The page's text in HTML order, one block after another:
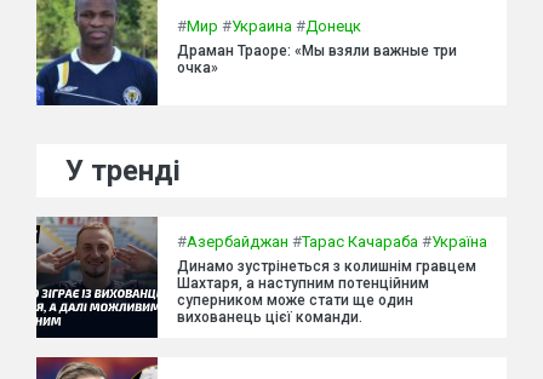
#Мир #Украина #Донецк
Драман Траоре: «Мы взяли важные три
очка»
У тренді
#Азербайджан #Тарас Качараба #Україна
Динамо зустрінеться з колишнім гравцем
Шахтаря, а наступним потенційним
суперником може стати ще один
вихованець цієї команди.